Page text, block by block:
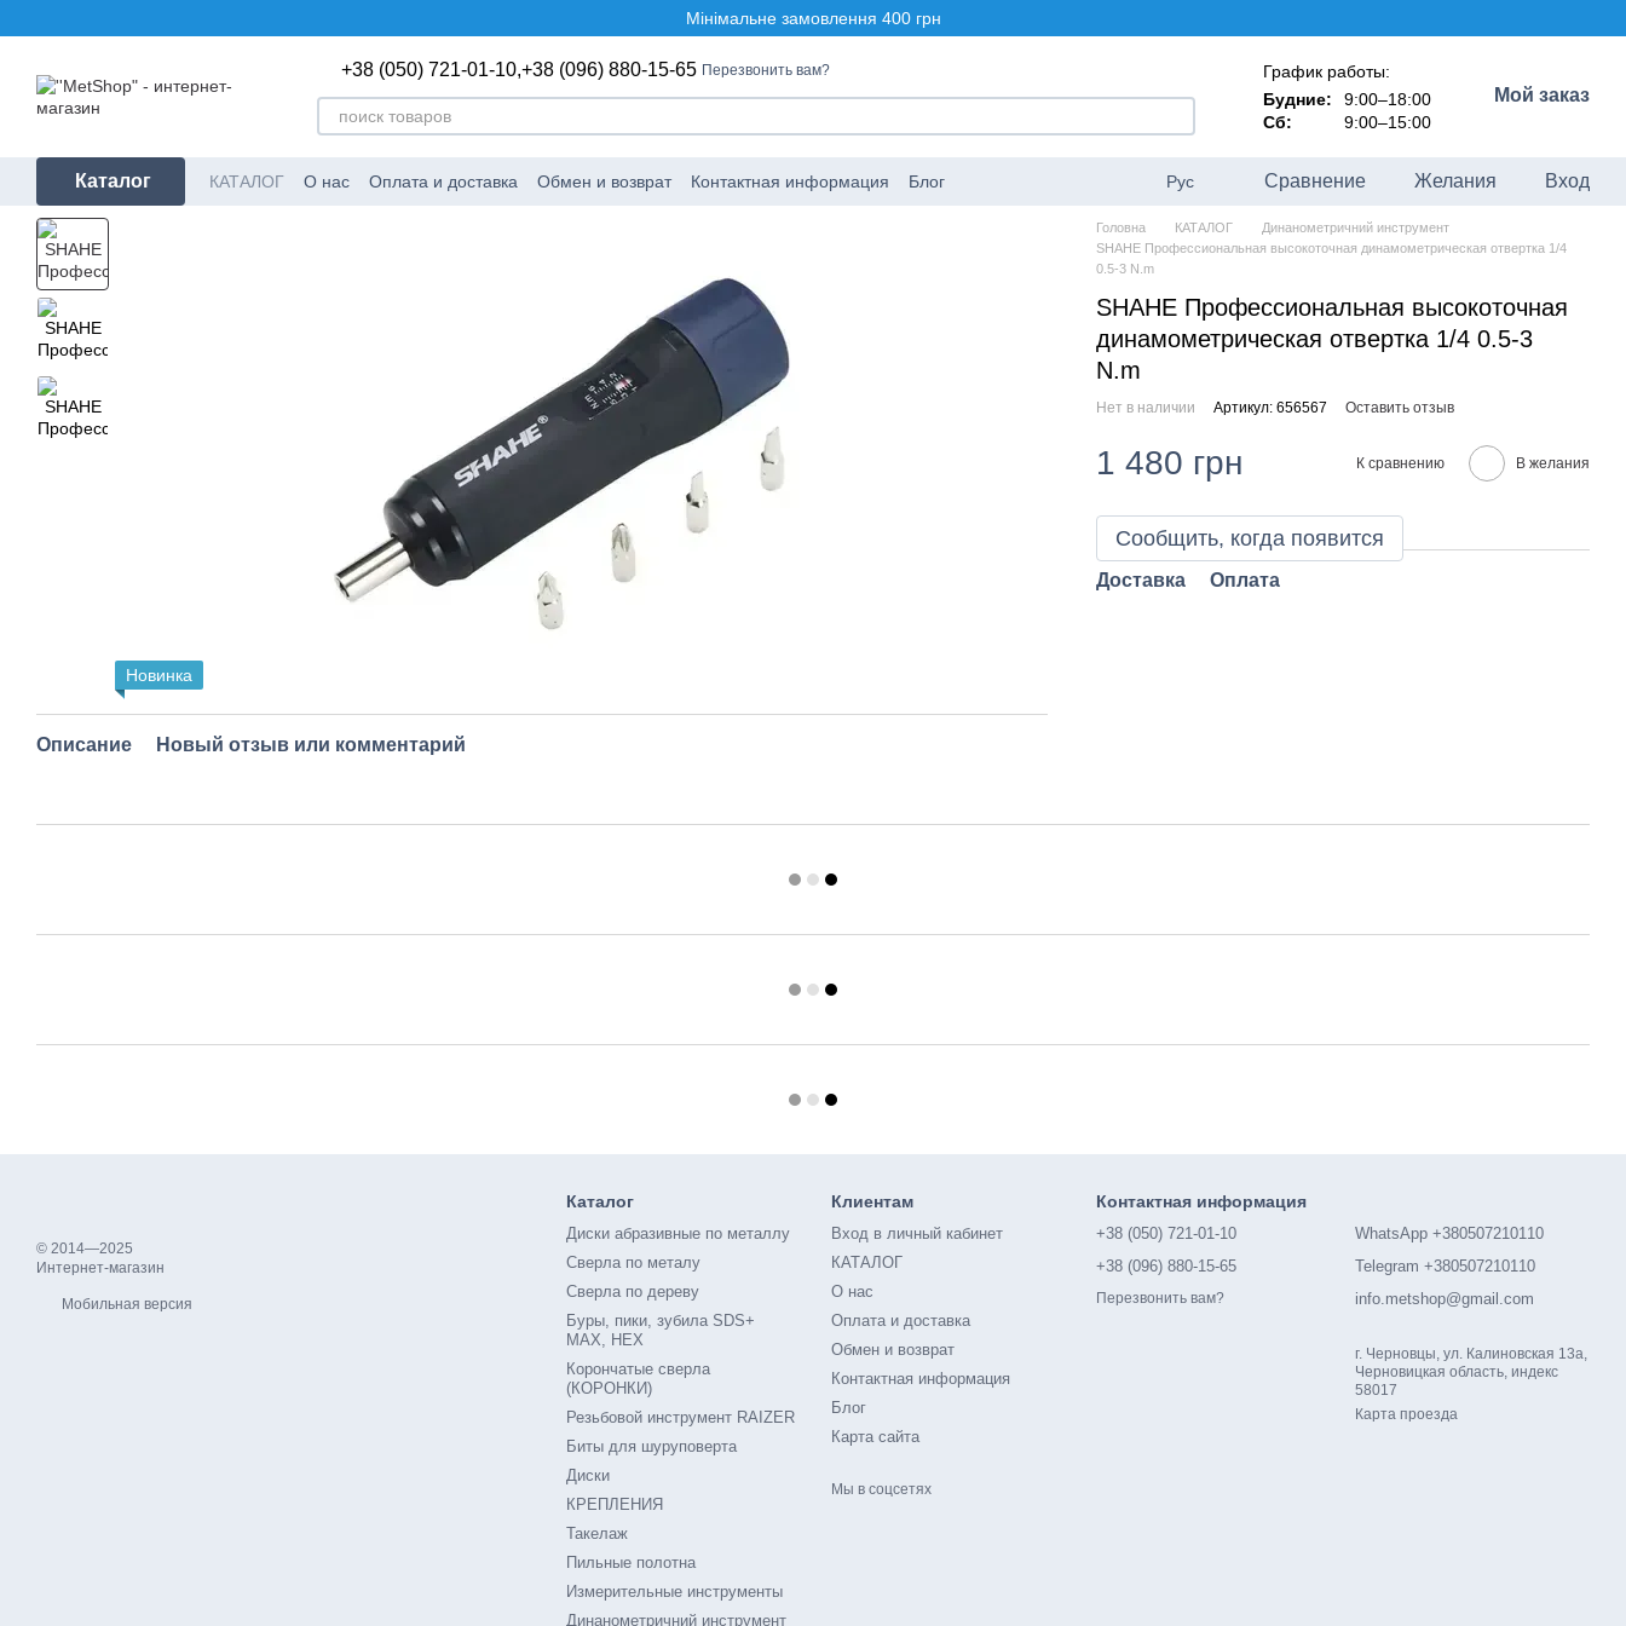
Мінімальне замовлення 400 грн
+38 (050) 721-01-10,+38 (096) 880-15-65 Перезвонить вам?
График работы:
Будние:
9:00–18:00
Сб:
9:00–15:00
Мой заказ
Каталог КАТАЛОГ О нас Оплата и доставка Обмен и возврат Контактная информация Блог Рус Сравнение Желания Вход
Новинка
Описание Новый отзыв или комментарий
Головна КАТАЛОГ
Динанометричний инструмент
SHAHE Профессиональная высокоточная динамометрическая отвертка 1/4
0.5-3 N.m
SHAHE Профессиональная высокоточная
динамометрическая отвертка 1/4 0.5-3
N.m
Нет в наличии Артикул: 656567 Оставить отзыв
1 480 грн К сравнению В желания
Сообщить, когда появится
Доставка Оплата
© 2014—2025
Интернет-магазин
Мобильная версия
Каталог
Диски абразивные по металлу
Сверла по металу
Сверла по дереву
Буры, пики, зубила SDS+
MAX, HEX
Корончатые сверла
(КОРОНКИ)
Резьбовой инструмент RAIZER
Биты для шуруповерта
Диски
КРЕПЛЕНИЯ
Такелаж
Пильные полотна
Измерительные инструменты
Динанометричний инструмент
Клиентам
Вход в личный кабинет
КАТАЛОГ
О нас
Оплата и доставка
Обмен и возврат
Контактная информация
Блог
Карта сайта
Мы в соцсетях
Контактная информация
+38 (050) 721-01-10
+38 (096) 880-15-65
Перезвонить вам?
WhatsApp +380507210110
Telegram +380507210110
info.metshop@gmail.com
г. Черновцы, ул. Калиновская 13а,
Черновицкая область, индекс
58017
Карта проезда